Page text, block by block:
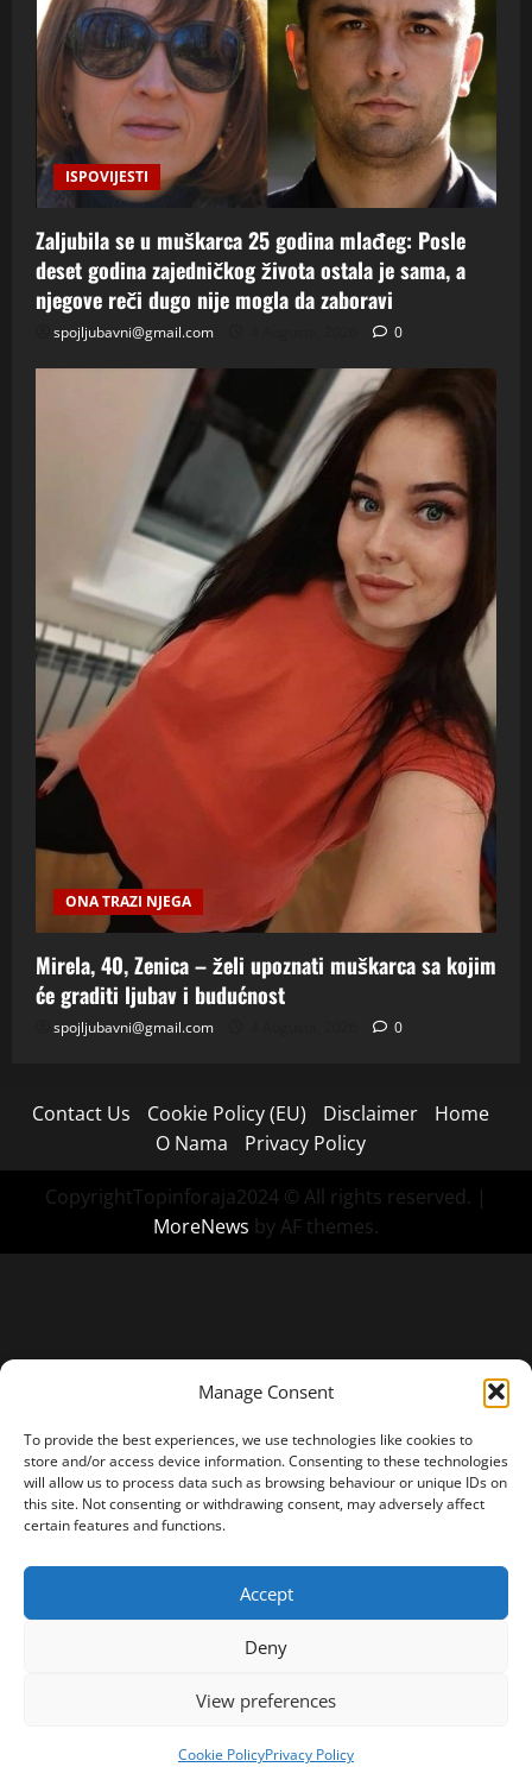
Manage Consent
To provide the best experiences, we use technologies like cookies to
store and/or access device information. Consenting to these technologies
will allow us to process data such as browsing behaviour or unique IDs on
this site. Not consenting or withdrawing consent, may adversely affect
certain features and functions.
Accept
Deny
View preferences
Cookie PolicyPrivacy Policy
ISPOVIJESTI
Zaljubila se u muškarca 25 godina mlađeg: Posle
deset godina zajedničkog života ostala je sama, a
njegove reči dugo nije mogla da zaboravi
spojljubavni@gmail.com 0
ONA TRAZI NJEGA
Mirela, 40, Zenica – želi upoznati muškarca sa kojim
će graditi ljubav i budućnost
spojljubavni@gmail.com 0
Contact Us Cookie Policy (EU) Disclaimer
Home
O Nama
Privacy Policy
CopyrightTopinforaja2024 © All rights reserved. |
MoreNews by AF themes.